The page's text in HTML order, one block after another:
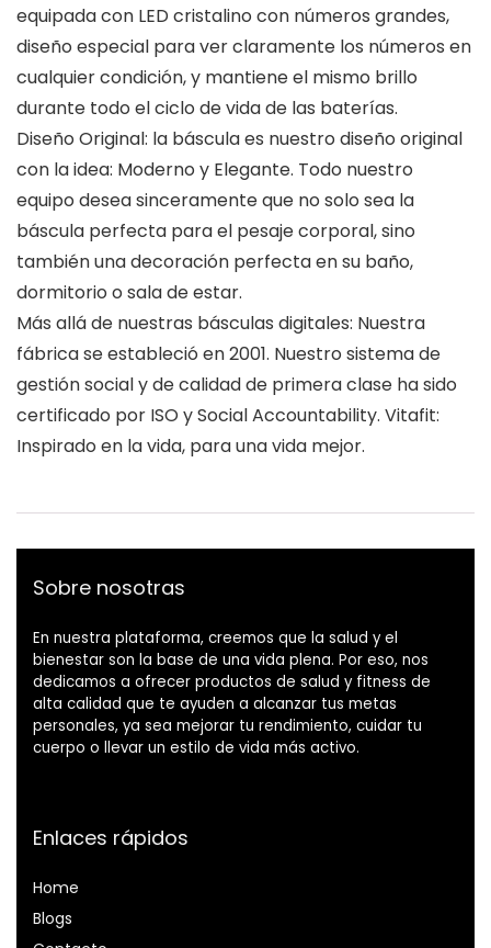
equipada con LED cristalino con números grandes,
diseño especial para ver claramente los números en
cualquier condición, y mantiene el mismo brillo
durante todo el ciclo de vida de las baterías.
Diseño Original: la báscula es nuestro diseño original
con la idea: Moderno y Elegante. Todo nuestro
equipo desea sinceramente que no solo sea la
báscula perfecta para el pesaje corporal, sino
también una decoración perfecta en su baño,
dormitorio o sala de estar.
Más allá de nuestras básculas digitales: Nuestra
fábrica se estableció en 2001. Nuestro sistema de
gestión social y de calidad de primera clase ha sido
certificado por ISO y Social Accountability. Vitafit:
Inspirado en la vida, para una vida mejor.
Sobre nosotras
En nuestra plataforma, creemos que la salud y el
bienestar son la base de una vida plena. Por eso, nos
dedicamos a ofrecer productos de salud y fitness de
alta calidad que te ayuden a alcanzar tus metas
personales, ya sea mejorar tu rendimiento, cuidar tu
cuerpo o llevar un estilo de vida más activo.
Enlaces rápidos
Home
Blogs